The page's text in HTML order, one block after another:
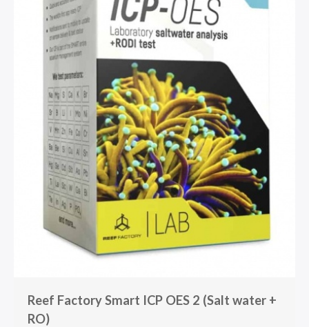
Reef Factory Smart ICP OES 2 (Salt water +
RO)